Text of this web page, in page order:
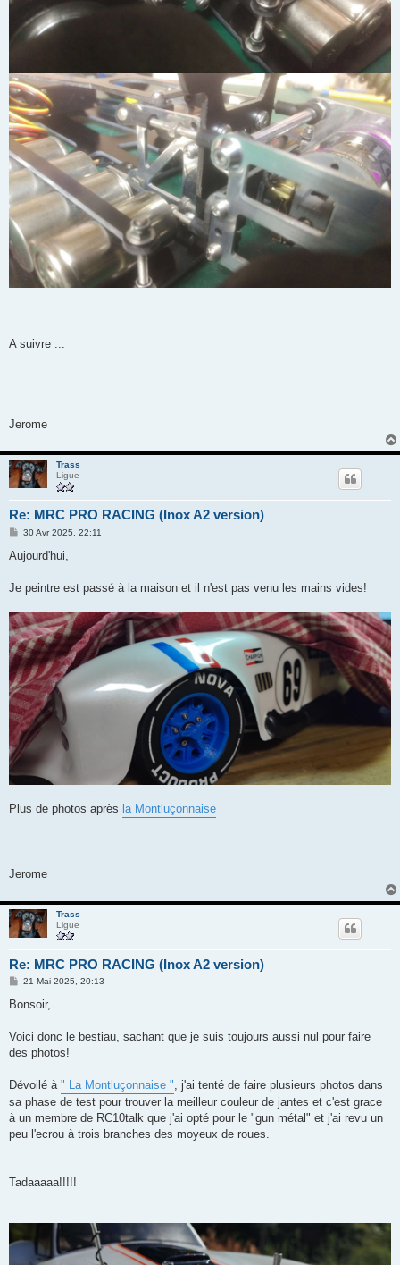
A suivre ...
Jerome
Trass
Ligue
Re: MRC PRO RACING (Inox A2 version)
M
s
s
g
30 Avr 2025, 22:11
Aujourd'hui,
Je peintre est passé à la maison et il n'est pas venu les mains vides!
Plus de photos après la Montluçonnaise
Jerome
Trass
Ligue
Re: MRC PRO RACING (Inox A2 version)
M
s
g
21 Mai 2025, 20:13
Bonsoir,
Voici donc le bestiau, sachant que je suis toujours aussi nul pour faire
des photos!
Dévoilé à " La Montluçonnaise ", j'ai tenté de faire plusieurs photos dans
sa phase de test pour trouver la meilleur couleur de jantes et c'est grace
à un membre de RC10talk que j'ai opté pour le "gun métal" et j'ai revu un
peu l'ecrou à trois branches des moyeux de roues.
Tadaaaaa!!!!!